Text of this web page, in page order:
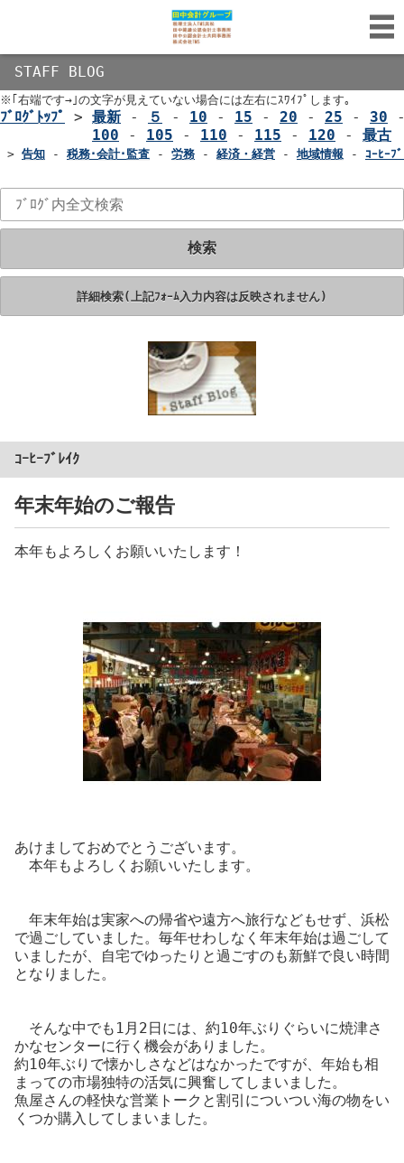
STAFF BLOG
※｢右端です→｣の文字が見えていない場合には左右にｽﾜｲﾌﾟします｡
ﾌﾞﾛｸﾞﾄｯﾌﾟ > 最新 - ５ - 10 - 15 - 20 - 25 - 30
100 - 105 - 110 - 115 - 120 - 最古
> 告知 - 税務･会計･監査 - 労務 - 経済・経営 - 地域情報 - ｺｰﾋｰﾌ
検索
詳細検索(上記ﾌｫｰﾑ入力内容は反映されません)
ｺｰﾋｰﾌﾞﾚｲｸ
年末年始のご報告
本年もよろしくお願いいたします！
あけましておめでとうございます。
本年もよろしくお願いいたします。
年末年始は実家への帰省や遠方へ旅行などもせず、浜松
で過ごしていました。毎年せわしなく年末年始は過ごして
いましたが、自宅でゆったりと過ごすのも新鮮で良い時間
となりました。
そんな中でも1月2日には、約10年ぶりぐらいに焼津さ
かなセンターに行く機会がありました。
約10年ぶりで懐かしさなどはなかったですが、年始も相
まっての市場独特の活気に興奮してしまいました。
魚屋さんの軽快な営業トークと割引についつい海の物をい
くつか購入してしまいました。